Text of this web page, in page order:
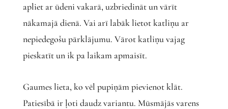
apliet ar ūdeni vakarā, uzbriedināt un vārīt
nākamajā dienā. Vai arī labāk lietot katliņu ar
nepiedegošu pārklājumu. Vārot katliņu vajag
pieskatīt un ik pa laikam apmaisīt.
Gaumes lieta, ko vēl pupiņām pievienot klāt.
Patiesībā ir ļoti daudz variantu. Mūsmājās varens